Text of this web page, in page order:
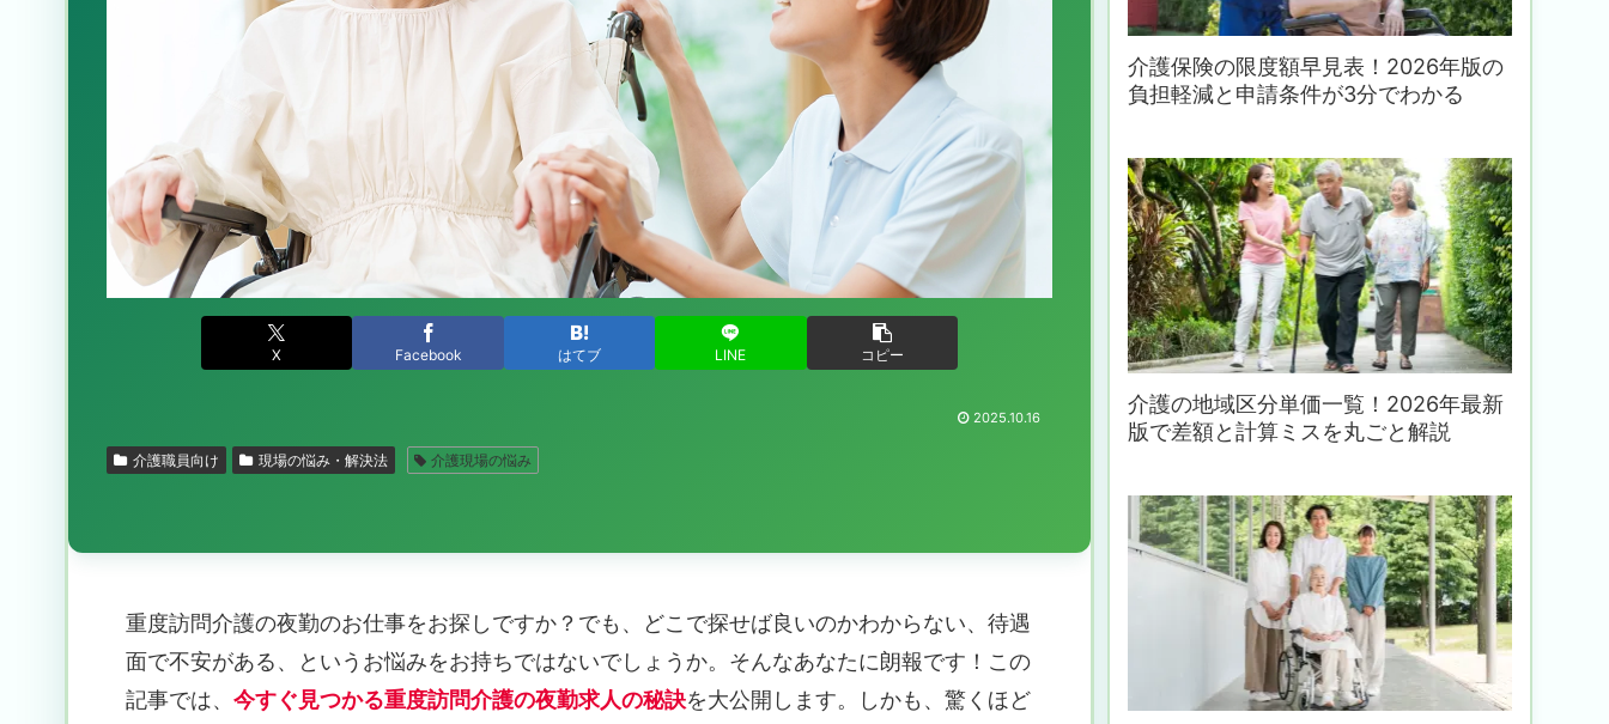
X Facebook はてブ LINE コピー
2025.10.16
介護職員向け 現場の悩み・解決法 介護現場の悩み
重度訪問介護の夜勤のお仕事をお探しですか？でも、どこで探せば良いのかわからない、待遇
面で不安がある、というお悩みをお持ちではないでしょうか。そんなあなたに朗報です！この
記事では、 今すぐ見つかる重度訪問介護の夜勤求人の秘訣を大公開します。しかも、驚くほど
介護保険の限度額早見表！2026年版の
負担軽減と申請条件が3分でわかる
介護の地域区分単価一覧！2026年最新
版で差額と計算ミスを丸ごと解説